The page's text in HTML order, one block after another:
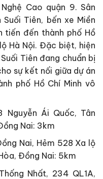
Cao quận 9. Sân
Tiên, bến xe Miền
tiến đến thành phố Hồ
Hà Nội. Đặc biệt, hiện
Tiên đang chuẩn bị
sự kết nối giữa dự án
phố Hồ Chí Minh vô
Ái Quốc, Tân
Nai: 3km
Nai, Hẻm 528 Xa lộ
Đồng Nai: 5km
Nhất, 234 QL1A,